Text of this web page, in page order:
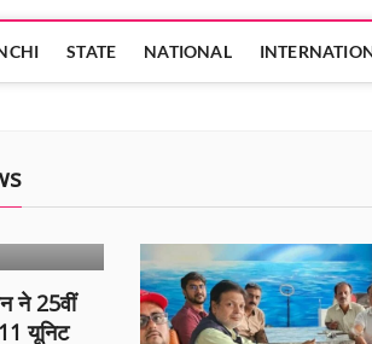
STATE NATIONAL
ने 25वीं
यूनिट